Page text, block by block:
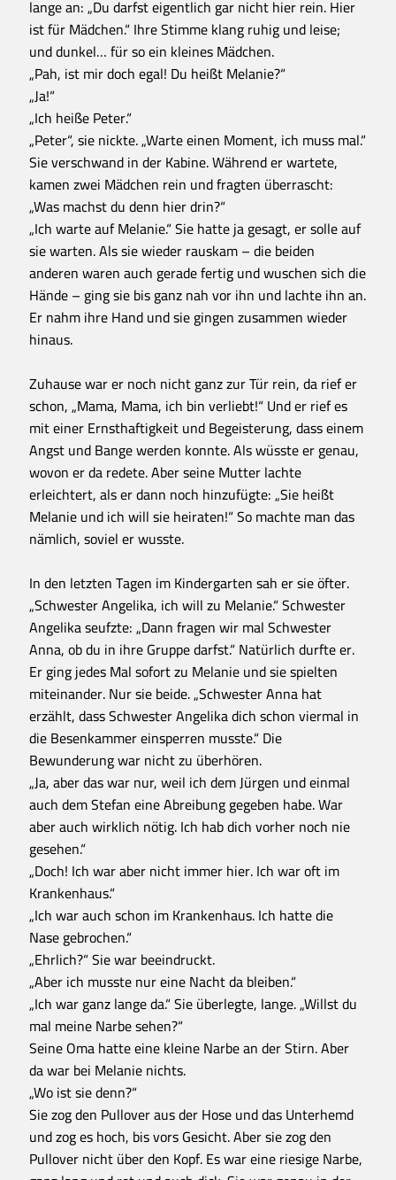
lange an: „Du darfst eigentlich gar nicht hier rein. Hier
ist für Mädchen.“ Ihre Stimme klang ruhig und leise;
und dunkel… für so ein kleines Mädchen.
„Pah, ist mir doch egal! Du heißt Melanie?“
„Ja!“
„Ich heiße Peter.“
„Peter“, sie nickte. „Warte einen Moment, ich muss mal.“
Sie verschwand in der Kabine. Während er wartete,
kamen zwei Mädchen rein und fragten überrascht:
„Was machst du denn hier drin?“
„Ich warte auf Melanie.“ Sie hatte ja gesagt, er solle auf
sie warten. Als sie wieder rauskam – die beiden
anderen waren auch gerade fertig und wuschen sich die
Hände – ging sie bis ganz nah vor ihn und lachte ihn an.
Er nahm ihre Hand und sie gingen zusammen wieder
hinaus.
Zuhause war er noch nicht ganz zur Tür rein, da rief er
schon, „Mama, Mama, ich bin verliebt!“ Und er rief es
mit einer Ernsthaftigkeit und Begeisterung, dass einem
Angst und Bange werden konnte. Als wüsste er genau,
wovon er da redete. Aber seine Mutter lachte
erleichtert, als er dann noch hinzufügte: „Sie heißt
Melanie und ich will sie heiraten!“ So machte man das
nämlich, soviel er wusste.
In den letzten Tagen im Kindergarten sah er sie öfter.
„Schwester Angelika, ich will zu Melanie.“ Schwester
Angelika seufzte: „Dann fragen wir mal Schwester
Anna, ob du in ihre Gruppe darfst.“ Natürlich durfte er.
Er ging jedes Mal sofort zu Melanie und sie spielten
miteinander. Nur sie beide. „Schwester Anna hat
erzählt, dass Schwester Angelika dich schon viermal in
die Besenkammer einsperren musste.“ Die
Bewunderung war nicht zu überhören.
„Ja, aber das war nur, weil ich dem Jürgen und einmal
auch dem Stefan eine Abreibung gegeben habe. War
aber auch wirklich nötig. Ich hab dich vorher noch nie
gesehen.“
„Doch! Ich war aber nicht immer hier. Ich war oft im
Krankenhaus.“
„Ich war auch schon im Krankenhaus. Ich hatte die
Nase gebrochen.“
„Ehrlich?“ Sie war beeindruckt.
„Aber ich musste nur eine Nacht da bleiben.“
„Ich war ganz lange da.“ Sie überlegte, lange. „Willst du
mal meine Narbe sehen?“
Seine Oma hatte eine kleine Narbe an der Stirn. Aber
da war bei Melanie nichts.
„Wo ist sie denn?“
Sie zog den Pullover aus der Hose und das Unterhemd
und zog es hoch, bis vors Gesicht. Aber sie zog den
Pullover nicht über den Kopf. Es war eine riesige Narbe,